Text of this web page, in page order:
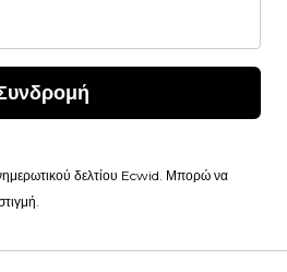
δελτίου Ecwid. Μπορώ να